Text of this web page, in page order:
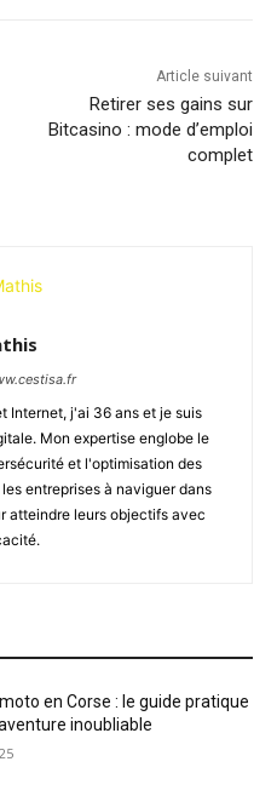
Article suivant
Retirer ses gains sur
Bitcasino : mode d’emploi
complet
Internet, j'ai 36 ans et je suis
Mon expertise englobe le
et l'optimisation des
entreprises à naviguer dans
atteindre leurs objectifs avec
en Corse : le guide pratique
inoubliable